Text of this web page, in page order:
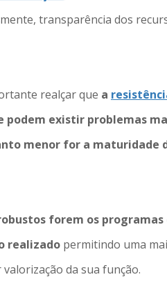
transparência dos
realçar que a
podem existir problemas
menor for a maturidade
forem os programas
realizado permitindo uma
da sua função.